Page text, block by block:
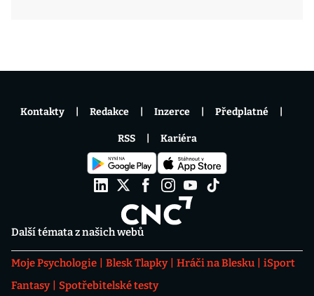
Další témata z našich webů
Moje Psychologie Blesk Tlapky Hráči na Blesku
iSport
Fantasy
Spotřebitelské testy
Kontakty Redakce Inzerce Předplatné
RSS Kariéra